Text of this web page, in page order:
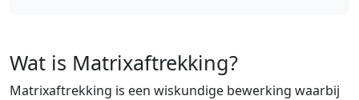
Wat is Matrixaftrekking?
Matrixaftrekking is een wiskundige bewerking waarbij